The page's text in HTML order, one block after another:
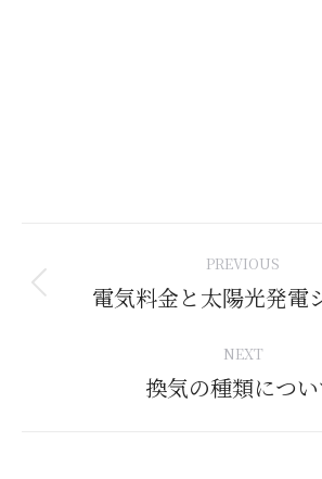
navigation
PREVIOUS
Previous
電気料金と太陽光発電
NEXT
Next
換気の種類につ